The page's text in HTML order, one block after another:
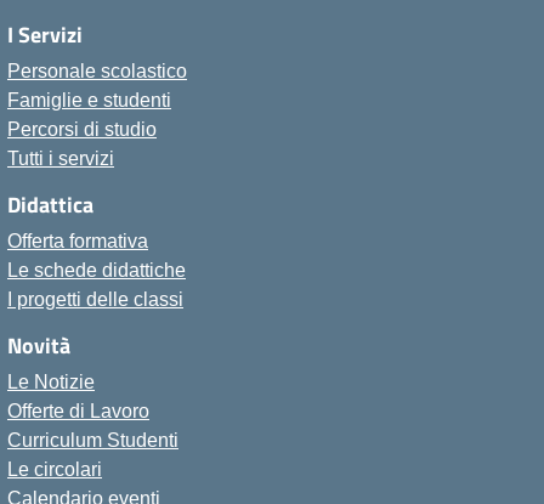
I Servizi
Personale scolastico
Famiglie e studenti
Percorsi di studio
Tutti i servizi
Didattica
Offerta formativa
Le schede didattiche
I progetti delle classi
Novità
Le Notizie
Offerte di Lavoro
Curriculum Studenti
Le circolari
Calendario eventi